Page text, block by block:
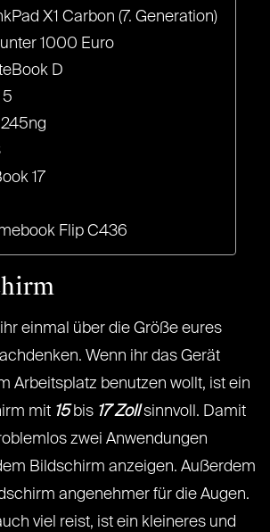
X1 Carbon (7. Generation)
1000 Euro
D
5
17
Flip C436
einmal über die Größe eures
Wenn ihr das Gerät
Arbeitsplatz benutzen wollt, ist ein
mit 15bis 17 Zollsinnvoll. Damit
zwei Anwendungen
Bildschirm anzeigen. Außerdem
angenehmer für die Augen.
viel reist, ist ein kleineres und